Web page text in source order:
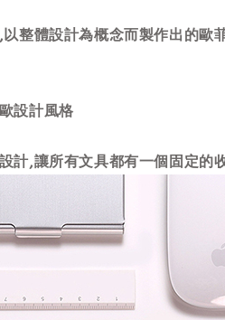
整體設計為概念而製作出的
設計風格
計,讓所有文具都有一個固定的